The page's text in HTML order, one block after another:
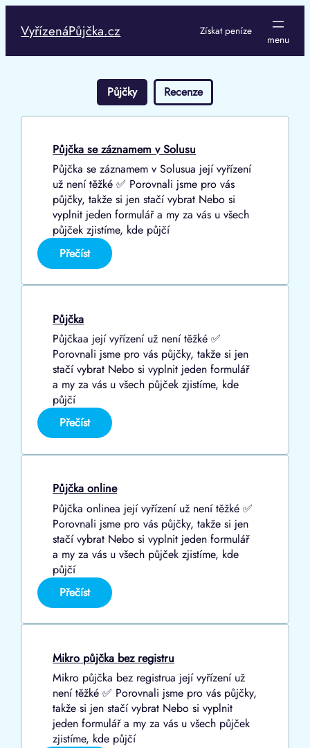
obsah
VyřízenáPůjčka.cz Získat peníze
Půjčky Recenze
Půjčka se záznamem v Solusu
Půjčka se záznamem v Solusua její vyřízení
už není těžké ✅ Porovnali jsme pro vás
půjčky, takže si jen stačí vybrat Nebo si
vyplnit jeden formulář a my za vás u všech
půjček zjistíme, kde půjčí
Přečíst:
Půjčka
se
Půjčka
Půjčkaa její vyřízení už není těžké ✅
Porovnali jsme pro vás půjčky, takže si jen
stačí vybrat Nebo si vyplnit jeden formulář
a my za vás u všech půjček zjistíme, kde
půjčí
Přečíst:
Půjčka
Půjčka online
Půjčka onlinea její vyřízení už není těžké ✅
Porovnali jsme pro vás půjčky, takže si jen
stačí vybrat Nebo si vyplnit jeden formulář
a my za vás u všech půjček zjistíme, kde
půjčí
Přečíst:
Půjčka
online
Mikro půjčka bez registru
Mikro půjčka bez registrua její vyřízení už
není těžké ✅ Porovnali jsme pro vás půjčky,
takže si jen stačí vybrat Nebo si vyplnit
jeden formulář a my za vás u všech půjček
zjistíme, kde půjčí